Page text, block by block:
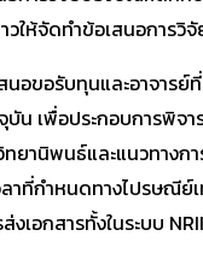
ให้จัดทำข้อเสนอการวิ
รับทุนและอาจารย์ที่ป
บัน เพื่อประกอบการพิจ
านิพนธ์และแนวทางกา
าที่กำหนดทางไปรษณีย์
งเอกสารทั้งในระบบ